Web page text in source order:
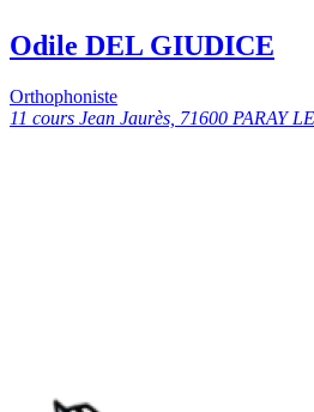
Odile DEL GIUDICE
Orthophoniste
11 cours Jean Jaurès, 71600 PARAY